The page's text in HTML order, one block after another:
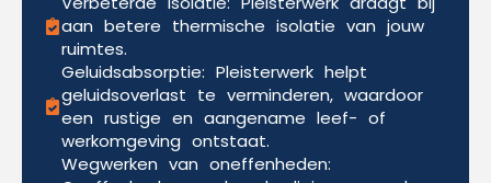
aan betere thermische isolatie van jouw
ruimtes.
Geluidsabsorptie: Pleisterwerk helpt
geluidsoverlast te verminderen, waardoor
een rustige en aangename leef- of
werkomgeving ontstaat.
Wegwerken van oneffenheden: